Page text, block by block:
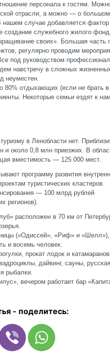
персонала к гостям.
отрасли, а можно — о
случае добавляется
создание служебного жилого
своих». Большая часть
регулярно проводим
под руководством
навстречу в сложных
неуместен.
80% отдыхающих (если не брать
Некоторые семьи ездят к
в Ленобласти нет.
и около 0,8 млн приезжих. В
вместимость — 125 000 мест.
программу развития
туристических кластеров.
— 100 млрд рублей
регионов).
расположен в 70 км от
(«Одиссей», «Риф» и «Шелл»),
и восемь человек.
прокат лодок и
дайвинг, сауны,
рыбалки.
вечером работает бар
- поделитесь: